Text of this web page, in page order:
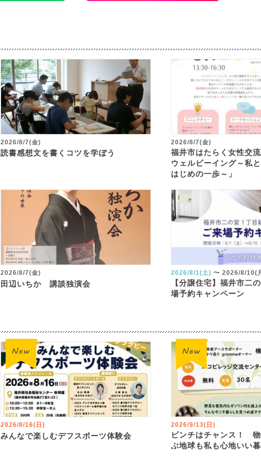
2026/8/7(金)
読書感想文を書くコツを学ぼう
2026/8/7(金)
福井市はたらく女性交
ウェルビーイング～私
はじめの一歩～」
2026/8/7(金)
田辺いちか 講談独演会
2026/8/1(土) 〜 2026/8/10(
【分譲住宅】福井市二
場予約キャンペーン
2026/8/16(日)
みんなで楽しむデフスポーツ体験会
2026/9/13(日)
ピンチはチャンス！
ぶ地球も私も心地いい